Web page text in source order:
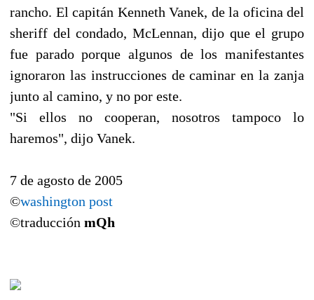
rancho. El capitán Kenneth Vanek, de la oficina del
sheriff del condado, McLennan, dijo que el grupo
fue parado porque algunos de los manifestantes
ignoraron las instrucciones de caminar en la zanja
junto al camino, y no por este.
"Si ellos no cooperan, nosotros tampoco lo
haremos", dijo Vanek.
7 de agosto de 2005
©washington post
©traducción mQh